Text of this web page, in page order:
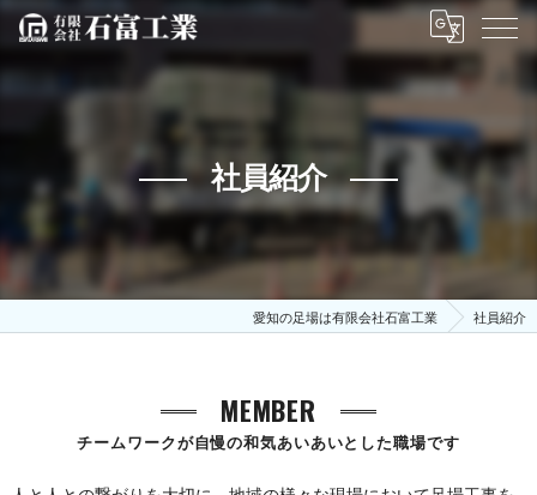
社員紹介
愛知の足場は有限会社石富工業 社員紹介
チームワークが自慢の和気あいあいとした職場です
MEMBER